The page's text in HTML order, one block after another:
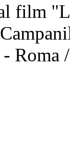
film
Roma